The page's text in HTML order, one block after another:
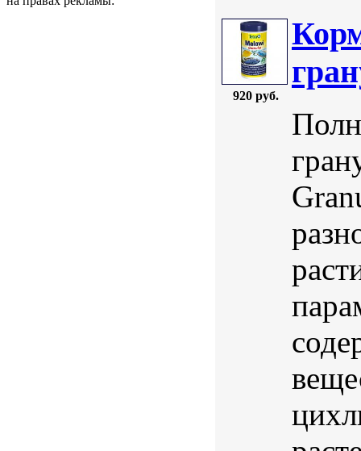
920 руб.